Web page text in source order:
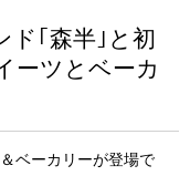
ド｢森半｣と初
ーツとベーカ
ベーカリーが登場で